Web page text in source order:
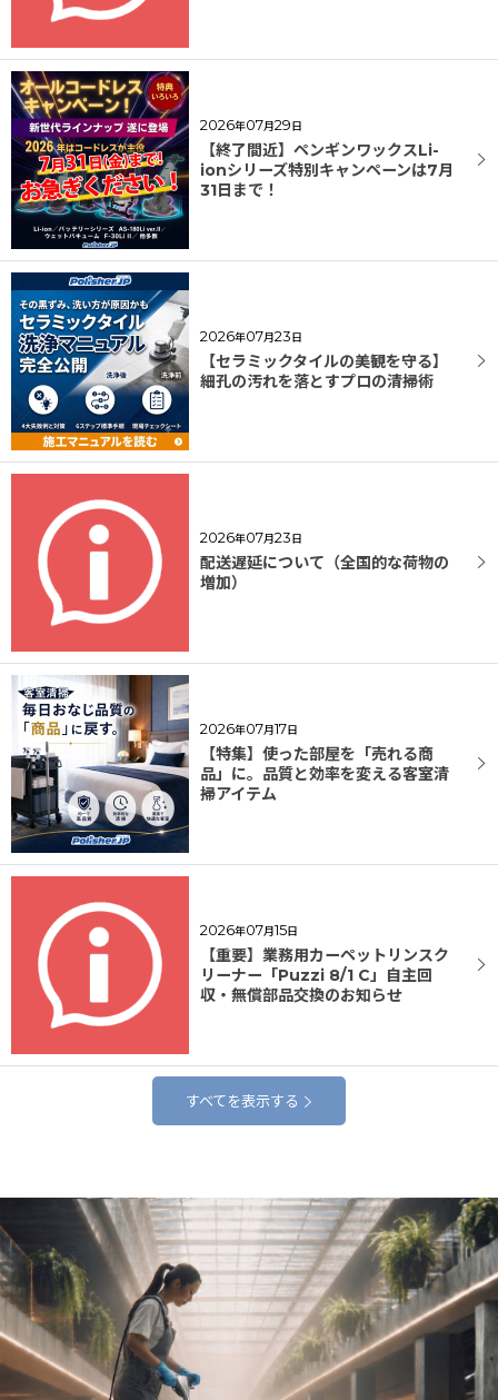
2026年07月29日
【終了間近】ペンギンワックスLi-
ionシリーズ特別キャンペーンは7月
31日まで！
2026年07月23日
【セラミックタイルの美観を守る】
細孔の汚れを落とすプロの清掃術
2026年07月23日
配送遅延について（全国的な荷物の
増加）
2026年07月17日
【特集】使った部屋を「売れる商
品」に。品質と効率を変える客室清
掃アイテム
2026年07月15日
【重要】業務用カーペットリンスク
リーナー「Puzzi 8/1 C」自主回
収・無償部品交換のお知らせ
すべてを表示する